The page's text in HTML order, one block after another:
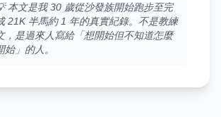
本文是我 30 歲從沙發族開始跑步至完
21K 半馬約 1 年的真實紀錄。不是教練
，是過來人寫給「想開始但不知道怎麼
始」的人。